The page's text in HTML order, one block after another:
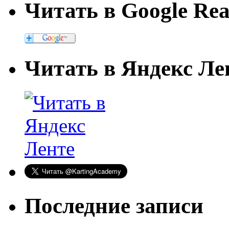
Читать в Google
Читать в Яндекс
Последние записи